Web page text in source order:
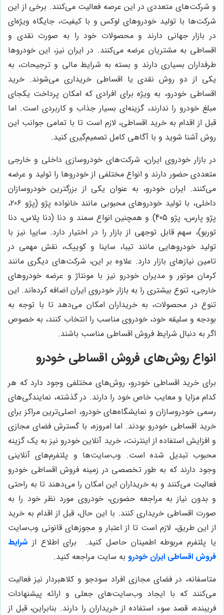
و شرکت‌های متعددی در این عرصه فعالیت می‌کنند. برخی از این
شرکت‌ها با تولید خودروهای لوکس و با کیفیت، جایگاه ویژه‌ای
در بازار جهانی دارند و محصولات خود را به صورت نقدی و
اقساطی به مشتریان عرضه می‌کنند. در ایران نیز، این خودروها
طرفداران بسیاری دارند و بسته به شرایط مالی و ترجیحات، به
یکی از دو روش نقدی یا اقساطی خریداری می‌شوند. خرید
اقساطی خودرو، به ویژه برای افرادی که امکان پرداخت یکجای
مبلغ خودرو را ندارند، گزینه‌ای بسیار جذاب و کاربردی است. اما
قبل از اقدام به خرید اقساطی، لازم است تا با تمامی جوانب این
روش آشنا شوید و با آگاهی کامل تصمیم‌گیری کنید.
در بازار خودروی ایران، شرکت‌های خودروسازی داخلی و خارجی
متعددی حضور دارند و انواع مختلفی از خودروها را تولید و عرضه
می‌کنند. ایران خودرو، به عنوان یکی از بزرگترین خودروسازان
داخلی، با تولید خودروهای محبوبی مانند خانواده پژو (پژو 206،
پژو پارس، پژو 405) و همچنین انواع سمند و دنا (دنا پلاس، دنا
توربو)، سهم قابل توجهی از بازار را در اختیار دارد. سایپا نیز با
تولید خودروهایی مانند تیبا، ساینا و کوییک، نقش مهمی در
تامین نیازهای بازار دارد. علاوه بر این، شرکت‌های دیگری مانند
کرمان موتور و مدیران خودرو نیز با مونتاژ و عرضه خودروهای
خارجی، تنوع بیشتری را به بازار خودروی ایران اضافه کرده‌اند. این
تنوع در محصولات، به خریداران امکان می‌دهد تا با توجه به
بودجه و سلیقه خود، خودروی مناسب را انتخاب کنند، به خصوص
اگر به دنبال شرایط فروش اقساطی مناسب باشند.
انواع روش‌های فروش اقساطی خودرو
برای خرید اقساطی خودرو، روش‌های مختلفی وجود دارد که هر
کدام مزایا و معایب خاص خود را دارند. در گذشته، نمایندگی‌های
رسمی خودروسازان و نمایشگاه‌های خودرو، اصلی‌ترین مراکز برای
خرید اقساطی خودرو بودند. اما امروزه، با گسترش فضای مجازی
و افزایش استفاده از اینترنت، خرید آنلاین خودرو نیز به یک گزینه
محبوب تبدیل شده است. وب‌سایت‌ها و پلتفرم‌های آنلاینی
وجود دارند که به طور تخصصی در زمینه فروش اقساطی خودرو
فعالیت می‌کنند و به خریداران این امکان را می‌دهند تا به راحتی
و بدون نیاز به مراجعه حضوری، خودروی مورد نظر خود را به
صورت اقساطی خریداری کنند. با این حال، قبل از اقدام به خرید
از این طریق، لازم است تا از اعتبار و مجوزهای قانونی وب‌سایت
یا پلتفرم مربوطه اطمینان حاصل کنید.
برای اطلاع از شرایط
فروش اقساطی ایران خودرو به سایت مراجعه کنید.
متاسفانه، در فضای مجازی افراد سودجو و کلاهبردار نیز فعالیت
می‌کنند که با ایجاد وب‌سایت‌های جعلی و ارائه پیشنهادات
فریبنده، قصد سوء استفاده از خریداران را دارند. بنابراین، قبل از